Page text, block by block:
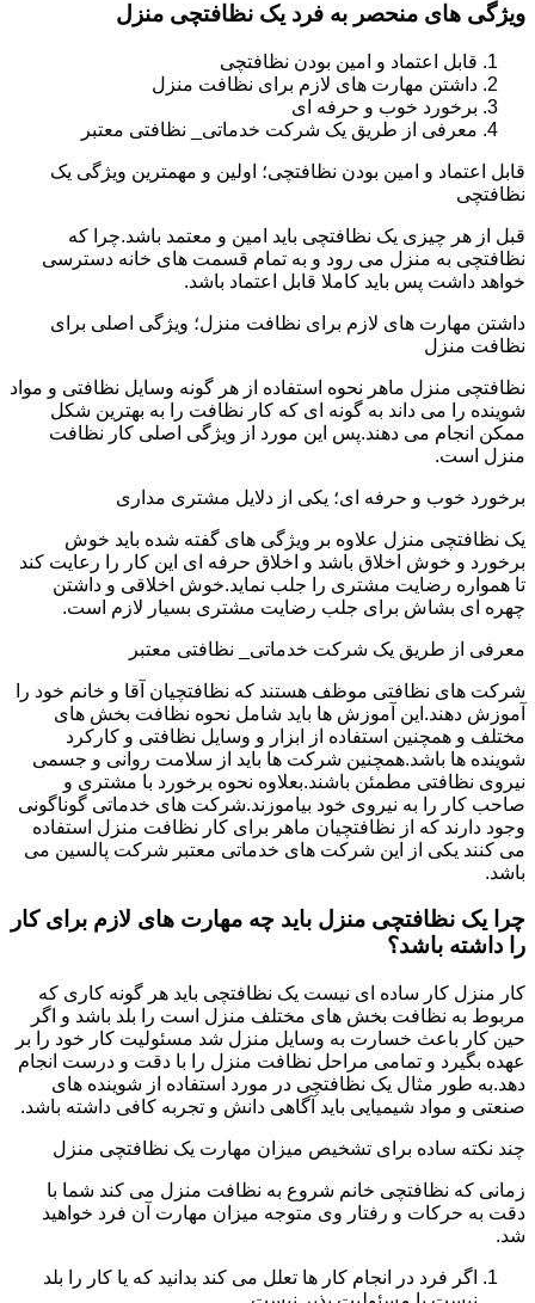
ویژگی های منحصر به فرد یک نظافتچی منزل
قابل اعتماد و امین بودن نظافتچی
داشتن مهارت های لازم برای نظافت منزل
برخورد خوب و حرفه ای
معرفی از طریق یک شرکت خدماتی_ نظافتی معتبر
قابل اعتماد و امین بودن نظافتچی؛ اولین و مهمترین ویژگی یک
نظافتچی
قبل از هر چیزی یک نظافتچی باید امین و معتمد باشد.چرا که
نظافتچی به منزل می رود و به تمام قسمت های خانه دسترسی
خواهد داشت پس باید کاملا قابل اعتماد باشد.
داشتن مهارت های لازم برای نظافت منزل؛ ویژگی اصلی برای
نظافت منزل
نظافتچی منزل ماهر نحوه استفاده از هر گونه وسایل نظافتی و مواد
شوینده را می داند به گونه ای که کار نظافت را به بهترین شکل
ممکن انجام می دهند.پس این مورد از ویژگی اصلی کار نظافت
منزل است.
برخورد خوب و حرفه ای؛ یکی از دلایل مشتری مداری
یک نظافتچی منزل علاوه بر ویژگی های گفته شده باید خوش
برخورد و خوش اخلاق باشد و اخلاق حرفه ای این کار را رعایت کند
تا همواره رضایت مشتری را جلب نماید.خوش اخلاقی و داشتن
چهره ای بشاش برای جلب رضایت مشتری بسیار لازم است.
معرفی از طریق یک شرکت خدماتی_ نظافتی معتبر
شرکت های نظافتی موظف هستند که نظافتچیان آقا و خانم خود را
آموزش دهند.این آموزش ها باید شامل نحوه نظافت بخش های
مختلف و همچنین استفاده از ابزار و وسایل نظافتی و کارکرد
شوینده ها باشد.همچنین شرکت ها باید از سلامت روانی و جسمی
نیروی نظافتی مطمئن باشند.بعلاوه نحوه برخورد با مشتری و
صاحب کار را به نیروی خود بیاموزند.شرکت های خدماتی گوناگونی
وجود دارند که از نظافتچیان ماهر برای کار نظافت منزل استفاده
می کنند یکی از این شرکت های خدماتی معتبر شرکت پالسین می
باشد.
چرا یک نظافتچی منزل باید چه مهارت های لازم برای کار
را داشته باشد؟
کار منزل کار ساده ای نیست یک نظافتچی باید هر گونه کاری که
مربوط به نظافت بخش های مختلف منزل است را بلد باشد و اگر
حین کار باعث خسارت به وسایل منزل شد مسئولیت کار خود را بر
عهده بگیرد و تمامی مراحل نظافت منزل را با دقت و درست انجام
دهد.به طور مثال یک نظافتچی در مورد استفاده از شوینده های
صنعتی و مواد شیمیایی باید آگاهی دانش و تجربه کافی داشته باشد.
چند نکته ساده برای تشخیص میزان مهارت یک نظافتچی منزل
زمانی که نظافتچی خانم شروع به نظافت منزل می کند شما با
دقت به حرکات و رفتار وی متوجه میزان مهارت آن فرد خواهید
شد.
اگر فرد در انجام کار ها تعلل می کند بدانید که یا کار را بلد